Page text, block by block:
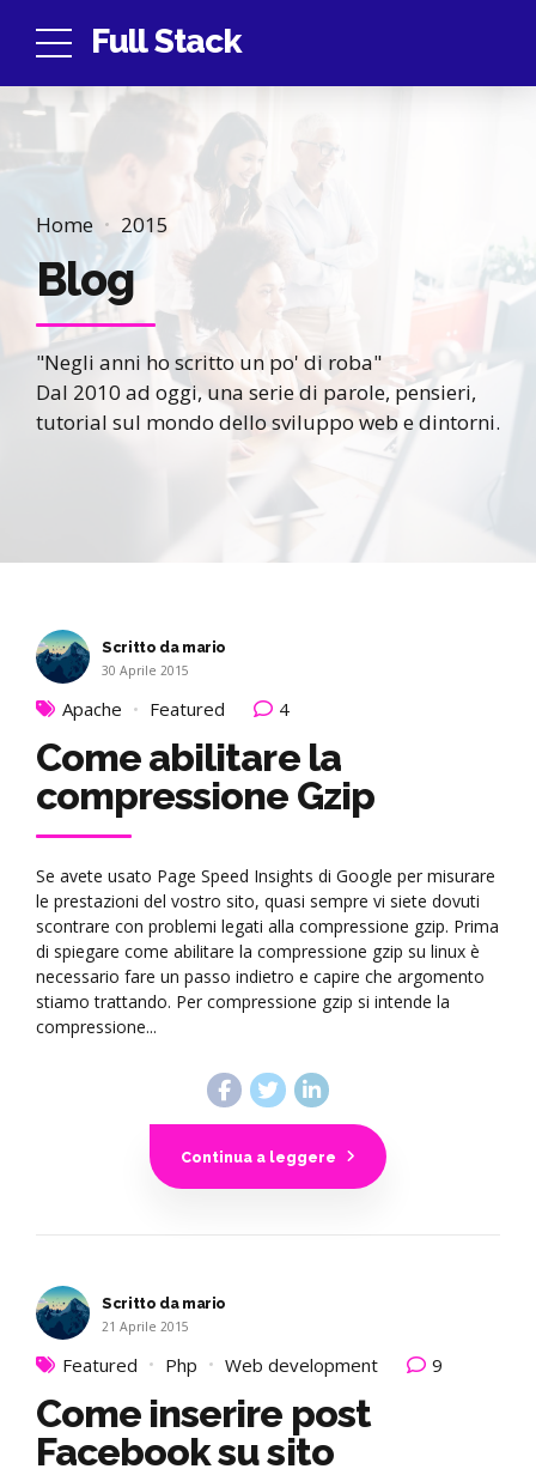
Full Stack
Home 2015
Blog
"Negli anni ho scritto un po' di roba"
Dal 2010 ad oggi, una serie di parole, pensieri,
tutorial sul mondo dello sviluppo web e dintorni.
Scritto da mario
30 Aprile 2015
Apache Featured 4
Come abilitare la
compressione Gzip
Se avete usato Page Speed Insights di Google per misurare
le prestazioni del vostro sito, quasi sempre vi siete dovuti
scontrare con problemi legati alla compressione gzip. Prima
di spiegare come abilitare la compressione gzip su linux è
necessario fare un passo indietro e capire che argomento
stiamo trattando. Per compressione gzip si intende la
compressione...
Continua a leggere
Scritto da mario
21 Aprile 2015
Featured Php Web development 9
Come inserire post
Facebook su sito